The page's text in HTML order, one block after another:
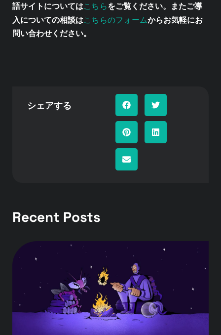
語サイトについてはこちらをご覧ください。またご導
入についての相談はこちらのフォームからお気軽にお
問い合わせください。
シェアする
Recent Posts